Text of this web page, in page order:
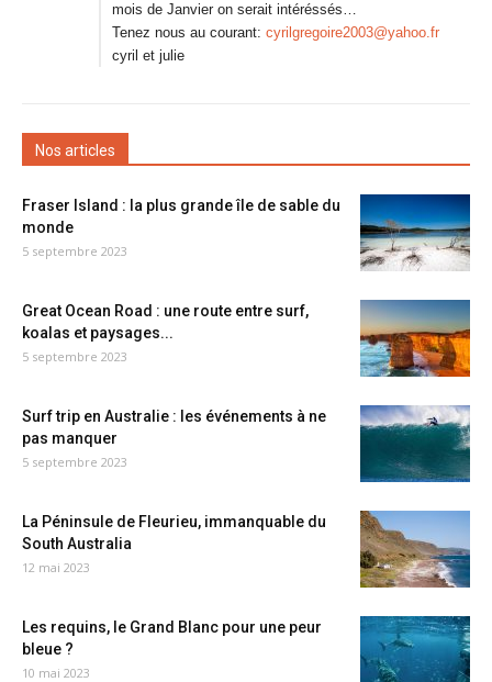
mois de Janvier on serait intéréssés…
Tenez nous au courant: cyrilgregoire2003@yahoo.fr
cyril et julie
Nos articles
Fraser Island : la plus grande île de sable du
monde
5 septembre 2023
Great Ocean Road : une route entre surf,
koalas et paysages...
5 septembre 2023
Surf trip en Australie : les événements à ne
pas manquer
5 septembre 2023
La Péninsule de Fleurieu, immanquable du
South Australia
12 mai 2023
Les requins, le Grand Blanc pour une peur
bleue ?
10 mai 2023